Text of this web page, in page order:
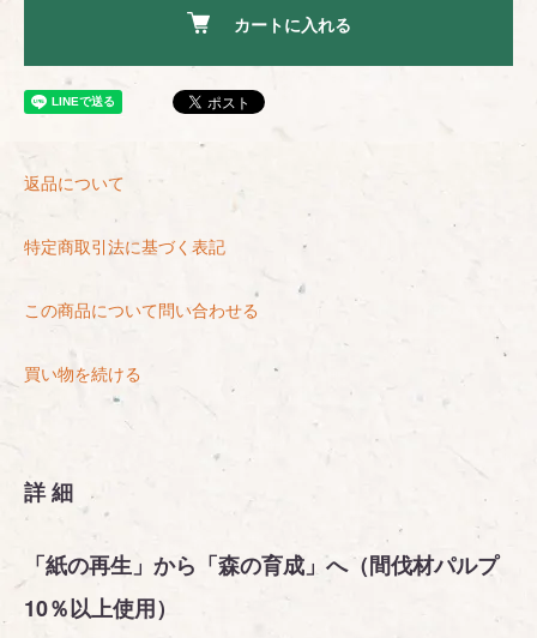
カートに入れる
返品について
特定商取引法に基づく表記
この商品について問い合わせる
買い物を続ける
詳細
「紙の再生」から「森の育成」へ（間伐材パルプ
10％以上使用）